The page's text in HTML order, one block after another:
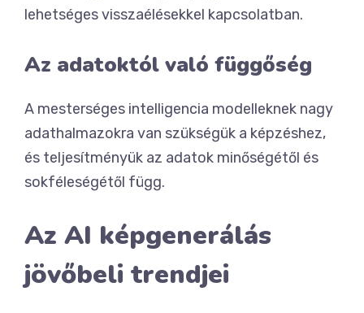
lehetséges visszaélésekkel kapcsolatban.
Az adatoktól való függőség
A mesterséges intelligencia modelleknek nagy
adathalmazokra van szükségük a képzéshez,
és teljesítményük az adatok minőségétől és
sokféleségétől függ.
Az AI képgenerálás
jövőbeli trendjei